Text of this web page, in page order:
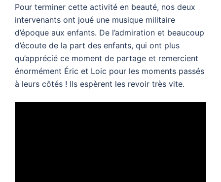
Pour terminer cette activité en beauté, nos deux
intervenants ont joué une musique militaire
d’époque aux enfants. De l’admiration et beaucoup
d’écoute de la part des enfants, qui ont plus
qu’apprécié ce moment de partage et remercient
énormément Éric et Loic pour les moments passés
à leurs côtés ! Ils espèrent les revoir très vite.